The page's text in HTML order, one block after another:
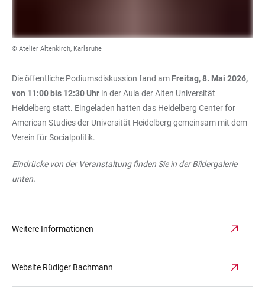
© Atelier Altenkirch, Karlsruhe
Die öffentliche Podiumsdiskussion fand am Freitag, 8. Mai 2026,
von 11:00 bis 12:30 Uhr in der Aula der Alten Universität
Heidelberg statt. Eingeladen hatten das Heidelberg Center for
American Studies der Universität Heidelberg gemeinsam mit dem
Verein für Socialpolitik.
Eindrücke von der Veranstaltung finden Sie in der Bildergalerie
unten.
Weitere Informationen
Website Rüdiger Bachmann